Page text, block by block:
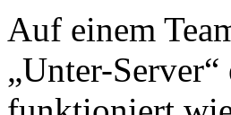
Auf einem
„Unter-